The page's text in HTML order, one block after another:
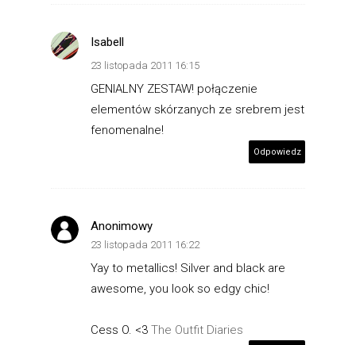
Isabell
23 listopada 2011 16:15
GENIALNY ZESTAW! połączenie
elementów skórzanych ze srebrem jest
fenomenalne!
Odpowiedz
Anonimowy
23 listopada 2011 16:22
Yay to metallics! Silver and black are
awesome, you look so edgy chic!
Cess O. <3 The Outfit Diaries